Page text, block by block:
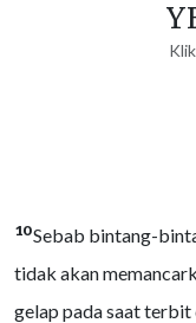
10Sebab bintang-
tidak akan
gelap pada saat terbit